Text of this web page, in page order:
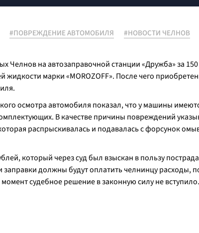
#ПОВРЕЖДЕНИЕ АВТОМОБИЛЯ #НОВОСТИ ЧЕЛНОВ
Челнов на автозаправочной станции «Дружба» за
марки «MOROZOFF». После чего
осмотра автомобиля показал, что у машины
В качестве причины повреждений
распрыскивалась и подавалась с форсунок
который через суд был взыскан в пользу
заправки должны будут оплатить челнинцу расходы,
судебное решение в законную силу не вступило.